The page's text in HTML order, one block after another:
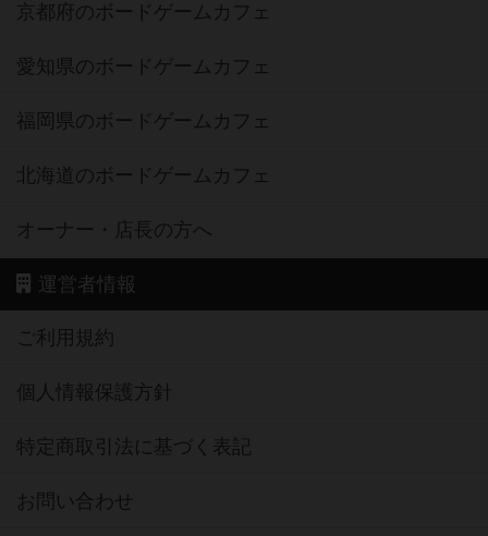
京都府のボードゲームカフェ
愛知県のボードゲームカフェ
福岡県のボードゲームカフェ
北海道のボードゲームカフェ
オーナー・店長の方へ
運営者情報
ご利用規約
個人情報保護方針
特定商取引法に基づく表記
お問い合わせ